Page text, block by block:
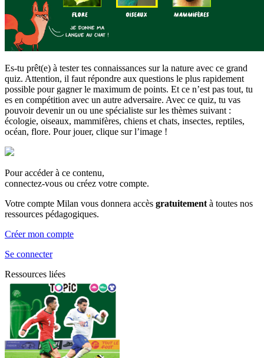
Es-tu prêt(e) à tester tes connaissances sur la nature avec ce grand
quiz. Attention, il faut répondre aux questions le plus rapidement
possible pour gagner le maximum de points. Et ce n’est pas tout, tu
es en compétition avec un autre adversaire. Avec ce quiz, tu vas
pouvoir devenir un ou une spécialiste sur les thèmes suivant :
écologie, oiseaux, mammifères, chiens et chats, insectes, reptiles,
océan, flore. Pour jouer, clique sur l’image !
Pour accéder à ce contenu,
connectez-vous ou créez votre compte.
Votre compte Milan vous donnera accès gratuitement à toutes nos
ressources pédagogiques.
Créer mon compte
Se connecter
Ressources liées